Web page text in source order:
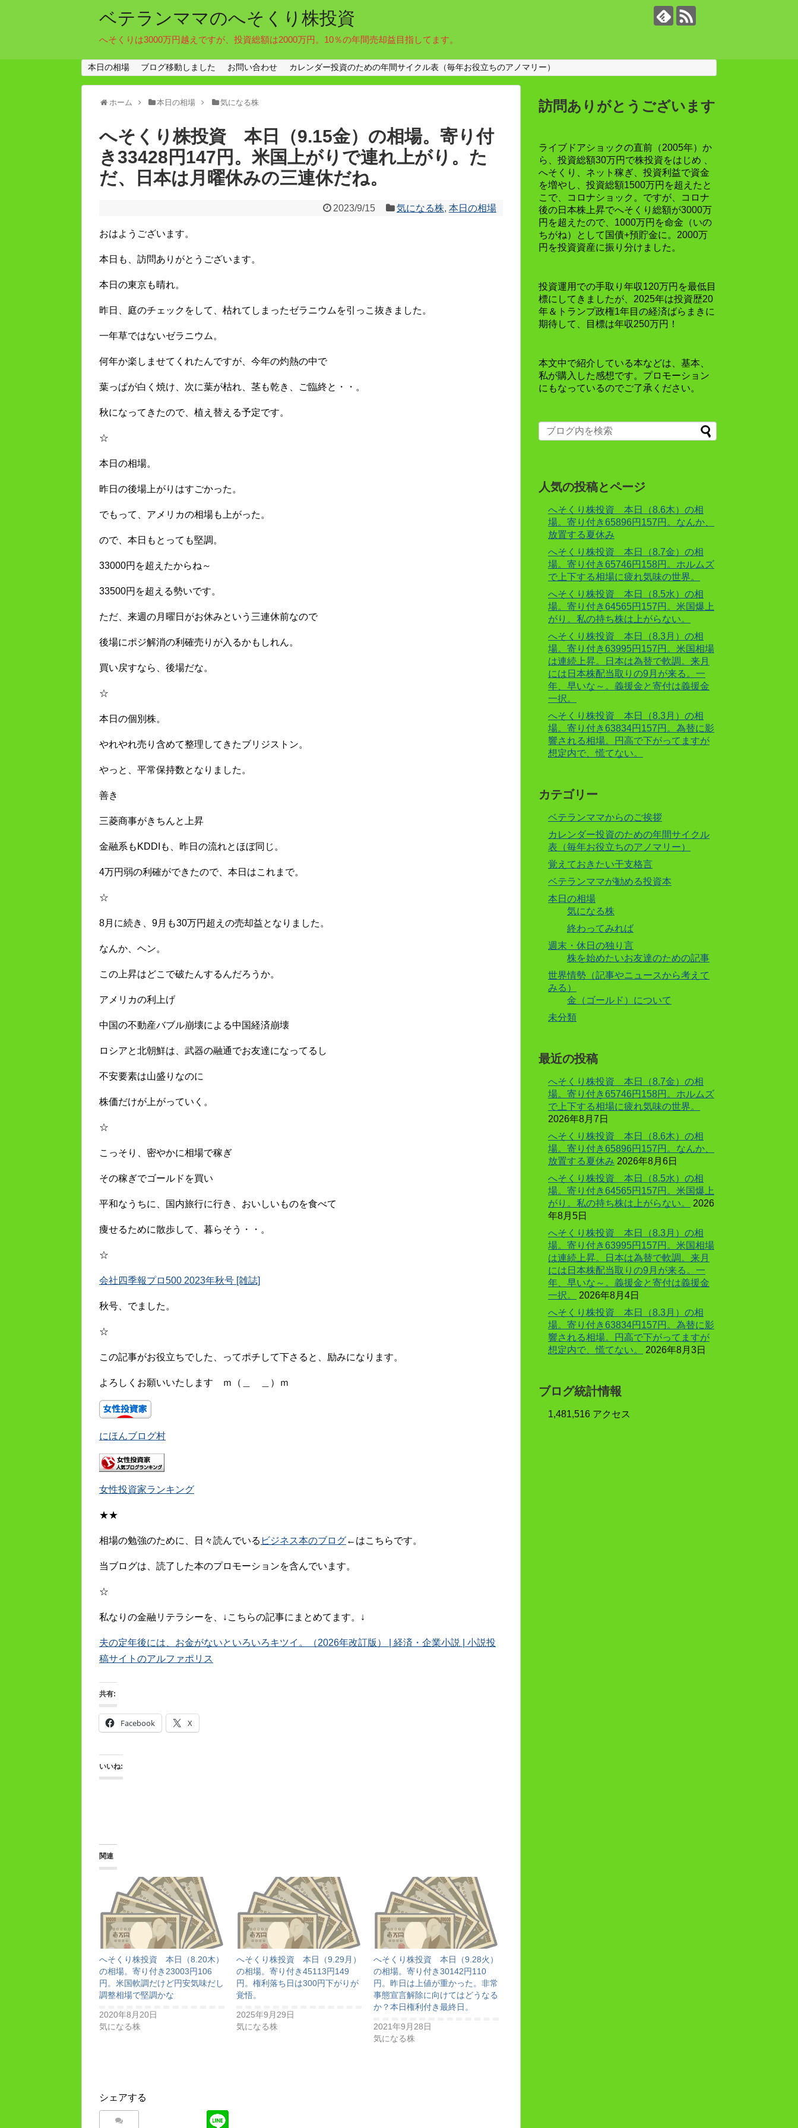
ベテランママのへそくり株投資
へそくりは3000万円越えですが、投資総額は2000万円。10％の年間売却益目指してます。
本日の相場 ブログ移動しました お問い合わせ カレンダー投資のための年間サイクル表（毎年お役立ちのアノマリー）
ホーム 本日の相場 気になる株
へそくり株投資 本日（9.15金）の相場。寄り付
き33428円147円。米国上がりで連れ上がり。た
だ、日本は月曜休みの三連休だね。
2023/9/15 気になる株, 本日の相場
おはようございます。
本日も、訪問ありがとうございます。
本日の東京も晴れ。
昨日、庭のチェックをして、枯れてしまったゼラニウムを引っこ抜きました。
一年草ではないゼラニウム。
何年か楽しませてくれたんですが、今年の灼熱の中で
葉っぱが白く焼け、次に葉が枯れ、茎も乾き、ご臨終と・・。
秋になってきたので、植え替える予定です。
☆
本日の相場。
昨日の後場上がりはすごかった。
でもって、アメリカの相場も上がった。
ので、本日もとっても堅調。
33000円を超えたからね～
33500円を超える勢いです。
ただ、来週の月曜日がお休みという三連休前なので
後場にポジ解消の利確売りが入るかもしれん。
買い戻すなら、後場だな。
☆
本日の個別株。
やれやれ売り含めて整理してきたブリジストン。
やっと、平常保持数となりました。
善き
三菱商事がきちんと上昇
金融系もKDDIも、昨日の流れとほぼ同じ。
4万円弱の利確ができたので、本日はこれまで。
☆
8月に続き、9月も30万円超えの売却益となりました。
なんか、ヘン。
この上昇はどこで破たんするんだろうか。
アメリカの利上げ
中国の不動産バブル崩壊による中国経済崩壊
ロシアと北朝鮮は、武器の融通でお友達になってるし
不安要素は山盛りなのに
株価だけが上がっていく。
☆
こっそり、密やかに相場で稼ぎ
その稼ぎでゴールドを買い
平和なうちに、国内旅行に行き、おいしいものを食べて
痩せるために散歩して、暮らそう・・。
☆
会社四季報プロ500 2023年秋号 [雑誌]
秋号、でました。
☆
この記事がお役立ちでした、ってポチして下さると、励みになります。
よろしくお願いいたします ｍ（＿ ＿）ｍ
にほんブログ村
女性投資家ランキング
★★
相場の勉強のために、日々読んでいる ビジネス本のブログ←はこちらです。
当ブログは、読了した本のプロモーションを含んでいます。
☆
私なりの金融リテラシーを、↓こちらの記事にまとめてます。↓
夫の定年後には、お金がないといろいろキツイ。（2026年改訂版） | 経済・企業小説 | 小説投
稿サイトのアルファポリス
共有:
Facebook X
いいね:
関連
へそくり株投資 本日（8.20木）
の相場。寄り付き23003円106
円。米国軟調だけど円安気味だし
調整相場で堅調かな
2020年8月20日
気になる株
へそくり株投資 本日（9.29月）
の相場。寄り付き45113円149
円。権利落ち日は300円下がりが
覚悟。
2025年9月29日
気になる株
へそくり株投資 本日（9.28火）
の相場。寄り付き30142円110
円。昨日は上値が重かった。非常
事態宣言解除に向けてはどうなる
か？本日権利付き最終日。
2021年9月28日
気になる株
シェアする
訪問ありがとうございます
ライブドアショックの直前（2005年）か
ら、投資総額30万円で株投資をはじめ 、
へそくり、ネット稼ぎ、投資利益で資金
を増やし、投資総額1500万円を超えたと
こで、コロナショック。ですが、コロナ
後の日本株上昇でへそくり総額が3000万
円を超えたので、1000万円を命金（いの
ちがね）として国債+預貯金に。2000万
円を投資資産に振り分けました。
投資運用での手取り年収120万円を最低目
標にしてきましたが、2025年は投資歴20
年＆トランプ政権1年目の経済ばらまきに
期待して、目標は年収250万円！
本文中で紹介している本などは、基本、
私が購入した感想です。プロモーション
にもなっているのでご了承ください。
人気の投稿とページ
へそくり株投資 本日（8.6木）の相
場。寄り付き65896円157円。なんか、
放置する夏休み
へそくり株投資 本日（8.7金）の相
場。寄り付き65746円158円。ホルムズ
で上下する相場に疲れ気味の世界。
へそくり株投資 本日（8.5水）の相
場。寄り付き64565円157円。米国爆上
がり。私の持ち株は上がらない。
へそくり株投資 本日（8.3月）の相
場。寄り付き63995円157円。米国相場
は連続上昇。日本は為替で軟調。来月
には日本株配当取りの9月が来る。一
年、早いな～。義援金と寄付は義援金
一択。
へそくり株投資 本日（8.3月）の相
場。寄り付き63834円157円。為替に影
響される相場。円高で下がってますが
想定内で、慌てない。
カテゴリー
ベテランママからのご挨拶
カレンダー投資のための年間サイクル
表（毎年お役立ちのアノマリー）
覚えておきたい干支格言
ベテランママが勧める投資本
本日の相場
気になる株
終わってみれば
週末・休日の独り言
株を始めたいお友達のための記事
世界情勢（記事やニュースから考えて
みる）
金（ゴールド）について
未分類
最近の投稿
へそくり株投資 本日（8.7金）の相
場。寄り付き65746円158円。ホルムズ
で上下する相場に疲れ気味の世界。
2026年8月7日
へそくり株投資 本日（8.6木）の相
場。寄り付き65896円157円。なんか、
放置する夏休み 2026年8月6日
へそくり株投資 本日（8.5水）の相
場。寄り付き64565円157円。米国爆上
がり。私の持ち株は上がらない。
2026
年8月5日
へそくり株投資 本日（8.3月）の相
場。寄り付き63995円157円。米国相場
は連続上昇。日本は為替で軟調。来月
には日本株配当取りの9月が来る。一
年、早いな～。義援金と寄付は義援金
一択。
2026年8月4日
へそくり株投資 本日（8.3月）の相
場。寄り付き63834円157円。為替に影
響される相場。円高で下がってますが
想定内で、慌てない。
2026年8月3日
ブログ統計情報
1,481,516 アクセス